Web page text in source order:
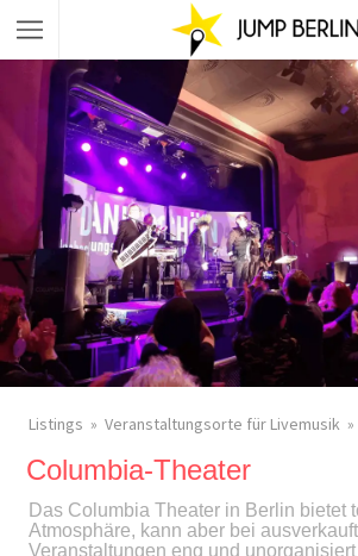
Listings Veranstaltungsorte für Livemusik
Columbia-Theater
Das Columbia Theater in Berlin bietet
Atmosphäre, kann aber bei
Veranstaltungen eng und